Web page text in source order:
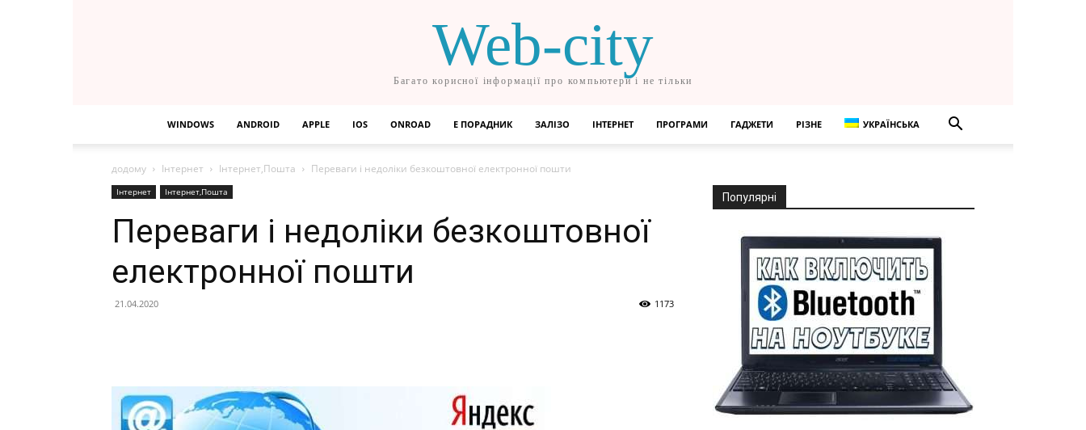
Web-city
Багато корисної інформації про компьютери і не тільки
WINDOWS ANDROID APPLE IOS ONROAD Е ПОРАДНИК ЗАЛІЗО ІНТЕРНЕТ ПРОГРАМИ ГАДЖЕТИ РІЗНЕ УКРАЇНСЬКА
додому Інтернет Інтернет,Пошта Переваги і недоліки безкоштовної електронної пошти
Інтернет Інтернет,Пошта
Переваги і недоліки безкоштовної
електронної пошти
21.04.2020 1173
Популярні